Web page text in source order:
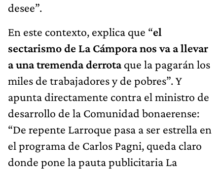
desee”.
En este contexto, explica que “el
sectarismo de La Cámpora nos va a llevar
a una tremenda derrotaque la pagarán los
miles de trabajadores y de pobres”. Y
apunta directamente contra el ministro de
desarrollo de la Comunidad bonaerense:
“De repente Larroque pasa a ser estrella en
el programa de Carlos Pagni, queda claro
donde pone la pauta publicitaria La